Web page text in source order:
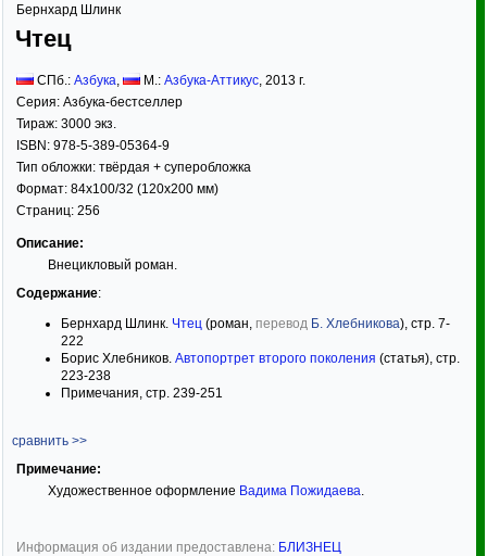
Бернхард Шлинк
Чтец
СПб.: Азбука М.: Азбука-Аттикус 2013 г.
Серия: Азбука-бестселлер
Тираж: 3000 экз.
ISBN: 978-5-389-05364-9
Тип обложки: твёрдая + суперобложка
Формат: 84x100/32 (120x200 мм)
Страниц: 256
Описание:
Внецикловый роман.
Содержание:
Бернхард Шлинк. Чтец (роман, перевод Б. Хлебникова), стр. 7-
222
Борис Хлебников. Автопортрет второго поколения (статья), стр.
223-238
Примечания, стр. 239-251
сравнить >>
Примечание:
Художественное оформление Вадима Пожидаева
Информация об издании предоставлена: БЛИЗНЕЦ